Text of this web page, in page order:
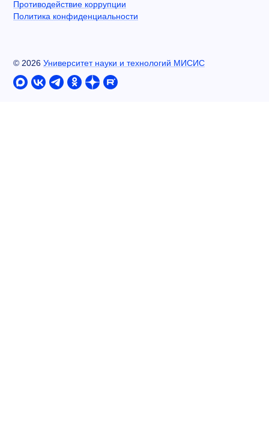
Противодействие коррупции
Политика конфиденциальности
© 2026 Университет науки и технологий МИСИС